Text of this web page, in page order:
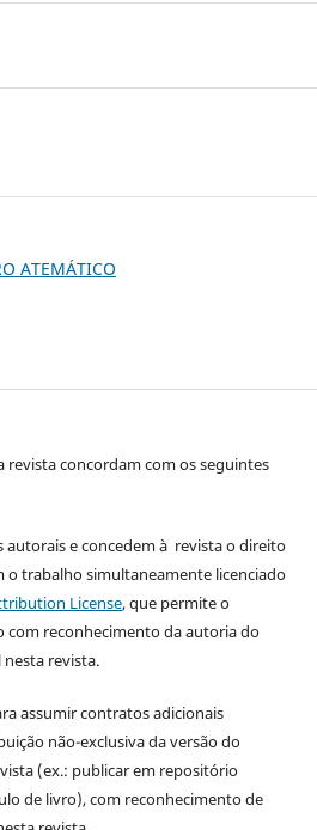
ATEMÁTICO
revista concordam com os seguintes
e concedem à revista o direito
o trabalho simultaneamente licenciado
License, que permite o
reconhecimento da autoria do
revista.
assumir contratos adicionais
não-exclusiva da versão do
(ex.: publicar em repositório
de livro), com reconhecimento de